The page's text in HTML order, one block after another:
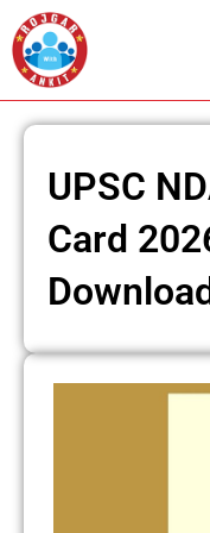
Skip
to
content
UPSC
Card